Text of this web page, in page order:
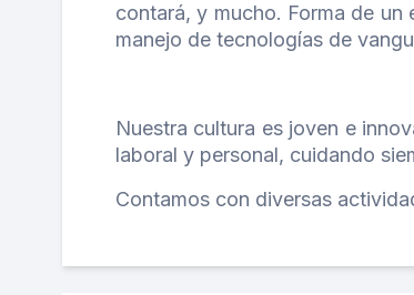
contará, y mucho. Forma de
manejo de tecnologías de
Nuestra cultura es joven e
laboral y personal, cuidando
Contamos con diversas